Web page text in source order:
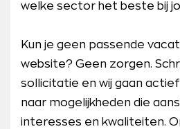
welke sector het beste bij
Kun je geen passende
website? Geen zorgen.
sollicitatie en wij gaan
naar mogelijkheden die
interesses en kwaliteiten.